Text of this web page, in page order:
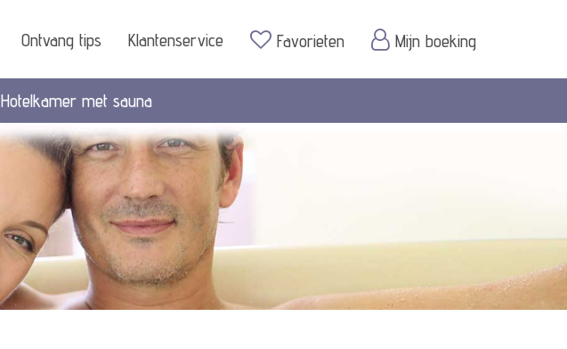
Ontvang tips Klantenservice Favorieten Mijn boeking
Hotelkamer met sauna